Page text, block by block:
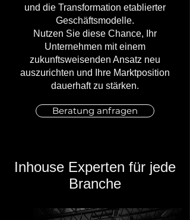
und die Transformation etablierter
Geschäftsmodelle.
Nutzen Sie diese Chance, Ihr
Unternehmen mit einem
zukunftsweisenden Ansatz neu
auszurichten und Ihre Marktposition
dauerhaft zu stärken.
Beratung anfragen
Inhouse Experten für jede
Branche